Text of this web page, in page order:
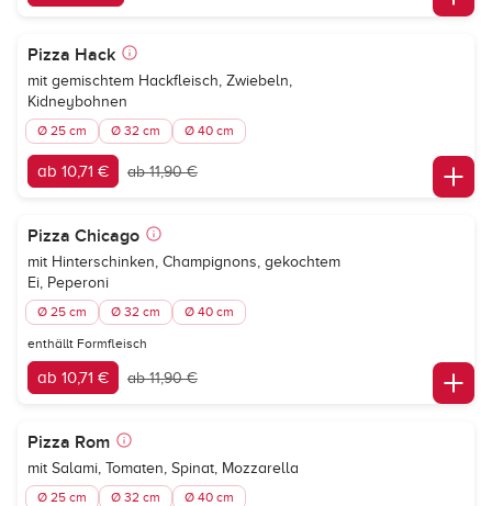
Pizza Hack
mit gemischtem Hackfleisch, Zwiebeln,
Kidneybohnen
Ø 25 cm Ø 32 cm Ø 40 cm
ab 10,71 € ab 11,90 €
Pizza Chicago
mit Hinterschinken, Champignons, gekochtem
Ei, Peperoni
Ø 25 cm Ø 32 cm Ø 40 cm
enthällt Formfleisch
ab 10,71 € ab 11,90 €
Pizza Rom
mit Salami, Tomaten, Spinat, Mozzarella
Ø 25 cm Ø 32 cm Ø 40 cm